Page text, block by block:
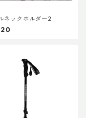
ネックホルダー2